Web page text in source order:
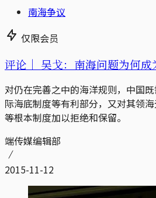
南海争议
仅限会员
评论｜ 吴戈：南海问题为何成
对仍在完善之中的海洋规则，中国
际海底制度等有利部分，又对其领
等根本制度加以拒绝和保留。
端传媒编辑部
2015-11-12